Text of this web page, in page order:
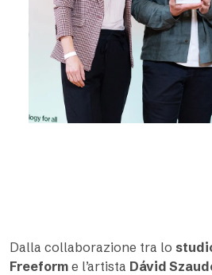
Dalla collaborazione tra lo
Freeform e l’artista Dávid